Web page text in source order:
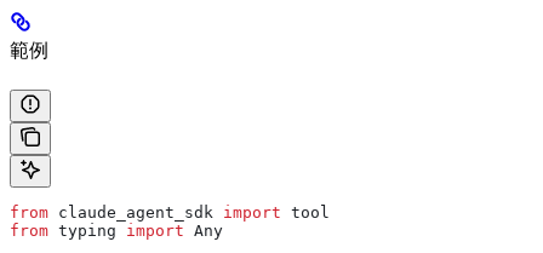
範例
from claude_agent_sdk import tool
from typing import Any